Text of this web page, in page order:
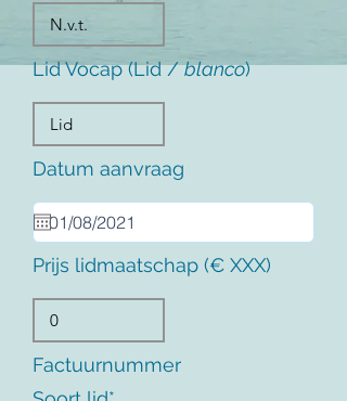
Lid Vocap (Lid /blanco)
Datum aanvraag
Prijs lidmaatschap (€ XXX)
Factuurnummer